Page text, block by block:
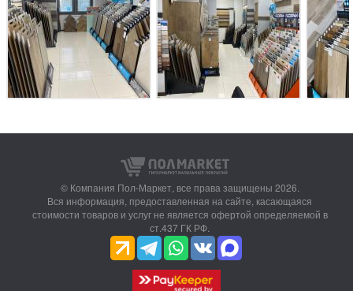
© Компания Пол-Маркет, все права защищены 2026.
Вся информация, предоставленная на сайте, касающаяся
стоимости товаров и услуг не является офертой определяемой в
ст.437 ГК РФ.